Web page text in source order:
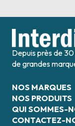
Depuis près de
de grandes
NOS MARQUES
NOS PRODUITS
QUI SOMMES-
CONTACTEZ-